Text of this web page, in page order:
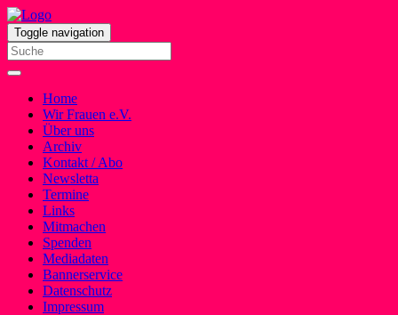
Toggle navigation
Home
Wir Frauen e.V.
Über uns
Archiv
Kontakt / Abo
Newsletta
Termine
Links
Mitmachen
Spenden
Mediadaten
Bannerservice
Datenschutz
Impressum